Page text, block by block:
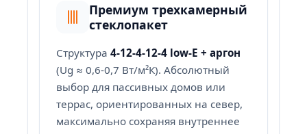
Премиум трехкамерный
стеклопакет
Структура 4-12-4-12-4 low-E + аргон
(Ug ≈ 0,6-0,7 Вт/м²К). Абсолютный
выбор для пассивных домов или
террас, ориентированных на север,
максимально сохраняя внутреннее